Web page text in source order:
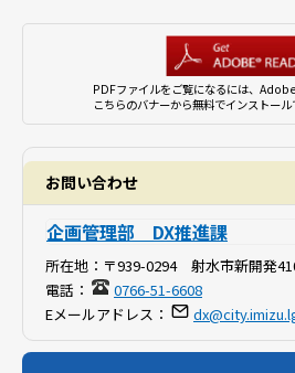
PDFファイルをご覧になるには、
こちらのバナーから無料でインストール
お問い合わせ
企画管理部 DX推進課
所在地： 〒939-0294 射水市新開発
電話：
0766-51-6608
Eメールアドレス：